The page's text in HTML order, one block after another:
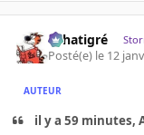
r.chatigré
Posté(e) le 12
AUTEUR
il y a 59 minutes,